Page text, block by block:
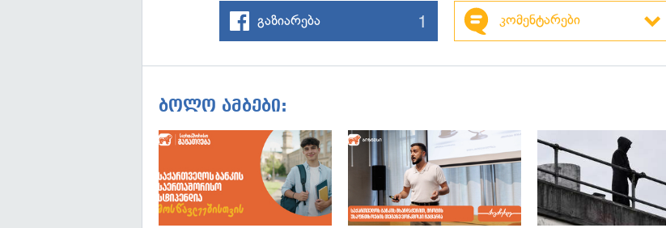
გაზიარება 1 კომენტარები
ბოლო ამბები: